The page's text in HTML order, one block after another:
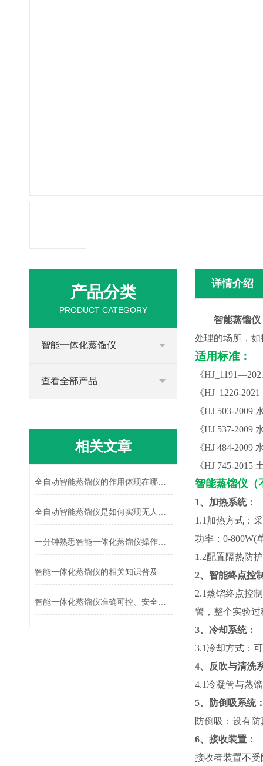
详情介绍
智能蒸馏
处理的场所，
适用标准：
《
《HJ_1226-
《HJ 503-2009
《HJ 537-2009
《HJ 484-2009
《HJ 745-2015
智能蒸馏仪（
1、 加热系统：
1.1 加热方式：
功率： 0-800W(
1.2配置隔热防
2、智能终点控
2.1蒸馏终点控
警，整个实验
3、冷却系统：
3.1冷却方式：
4、反吹与清洗
4.1冷凝管与蒸
5、防倒吸系统
防倒吸：设有
6、接收装置：
接收者装置不
产品分类
PRODUCT CATEGORY
智能一体化蒸馏仪
查看全部产品
相关文章
全自动智能蒸馏仪的作用体现在哪些方面?
全自动智能蒸馏仪是如何实现无人值守的准确分离的?
一分钟熟悉智能一体化蒸馏仪操作方法
智能一体化蒸馏仪的相关知识普及
智能一体化蒸馏仪准确可控、安全可靠